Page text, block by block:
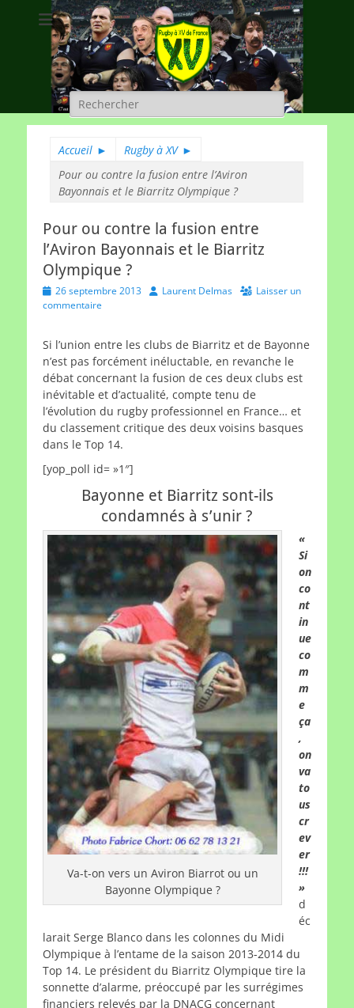
Rugby à XV de
France
A chacun son rugby
Rechercher :
Accueil ► Rugby à XV ►
Pour ou contre la fusion entre l’Aviron
Bayonnais et le Biarritz Olympique ?
Pour ou contre la fusion entre
l’Aviron Bayonnais et le Biarritz
Olympique ?
Posted
on
26 septembre 2013 AuthorLaurent Delmas
Laisser un
commentaire
Si l’union entre les clubs de Biarritz et de Bayonne
n’est pas forcément inéluctable, en revanche le
débat concernant la fusion de ces deux clubs est
inévitable et d’actualité, compte tenu de
l’évolution du rugby professionnel en France… et
du classement critique des deux voisins basques
dans le Top 14.
[yop_poll id= »1″]
Bayonne et Biarritz sont-ils
condamnés à s’unir ?
Va-t-on vers un Aviron Biarrot ou un
Bayonne Olympique ?
«
Si
on
co
nt
in
ue
co
m
m
e
ça
,
on
va
to
us
cr
ev
er
!!!
»
d
éc
larait Serge Blanco dans les colonnes du Midi
Olympique à l’entame de la saison 2013-2014 du
Top 14. Le président du Biarritz Olympique tire la
sonnette d’alarme, préoccupé par les surrégimes
financiers relevés par la DNACG concernant